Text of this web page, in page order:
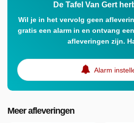
De Tafel Van Gert
Wil je in het vervolg geen
gratis een alarm in en ontvang
afleveringen zijn.
Alarm
Meer afleveringen